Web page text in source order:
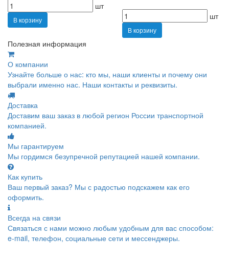
шт
В корзину шт
В корзину
Полезная информация
О компании
Узнайте больше о нас: кто мы, наши клиенты и почему они
выбрали именно нас. Наши контакты и реквизиты.
Доставка
Доставим ваш заказ в любой регион России транспортной
компанией.
Мы гарантируем
Мы гордимся безупречной репутацией нашей компании.
Как купить
Ваш первый заказ? Мы с радостью подскажем как его
оформить.
Всегда на связи
Связаться с нами можно любым удобным для вас способом:
e-mail, телефон, социальные сети и мессенджеры.